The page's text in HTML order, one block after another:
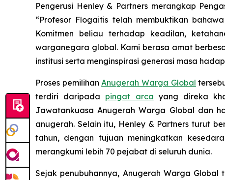
Pengerusi Henley & Partners merangkap
“Profesor Flogaitis telah membuktikan
Komitmen beliau terhadap keadilan,
warganegara global. Kami berasa amat
institusi serta menginspirasi generasi masa
Proses pemilihan Anugerah Warga Global
terdiri daripada pingat arca yang direka
Jawatankuasa Anugerah Warga Global dan
anugerah. Selain itu, Henley & Partners turut
tahun, dengan tujuan meningkatkan
merangkumi lebih 70 pejabat di seluruh dunia.
Sejak penubuhannya, Anugerah Warga